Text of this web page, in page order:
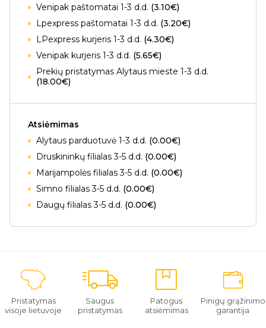
Venipak paštomatai 1-3 d.d. (3.10€)
Lpexpress paštomatai 1-3 d.d. (3.20€)
LPexpress kurjeris 1-3 d.d. (4.30€)
Venipak kurjeris 1-3 d.d. (5.65€)
Prekių pristatymas Alytaus mieste 1-3 d.d.
(18.00€)
Atsiėmimas
Alytaus parduotuvė 1-3 d.d. (0.00€)
Druskininkų filialas 3-5 d.d. (0.00€)
Marijampolės filialas 3-5 d.d. (0.00€)
Simno filialas 3-5 d.d. (0.00€)
Daugų filialas 3-5 d.d. (0.00€)
Pristatymas
visoje lietuvoje
Saugus
pristatymas
Patogus
atsiėmimas
Pinigų grąžinimo
garantija